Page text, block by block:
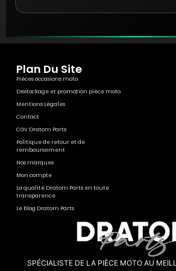
SPÉCIALISTE DE LA PIÈCE MOTO AU
Plan Du Site
Pièces occasions moto
Déstockage et promotion pièce moto
Mentions Légales
Contact
CGV Dratom Parts
Politique de retour et de
remboursement
Nos marques
Mon compte
La qualité Dratom Parts en toute
transparence
Le Blog Dratom Parts